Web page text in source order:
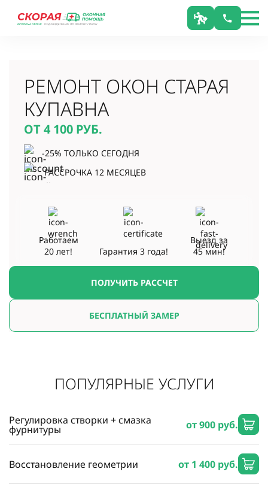
РЕМОНТ ОКОН СТАРАЯ
КУПАВНА
ОТ 4 100 РУБ.
-25% ТОЛЬКО СЕГОДНЯ
РАССРОЧКА 12 МЕСЯЦЕВ
ПОЛУЧИТЬ РАССЧЕТ
БЕСПЛАТНЫЙ ЗАМЕР
Работаем
20 лет!
Гарантия3 года!
Выезд за
45 мин!
ПОПУЛЯРНЫЕ УСЛУГИ
Регулировка створки + смазка
фурнитуры от 900 руб.
Восстановление геометрии от 1 400 руб.